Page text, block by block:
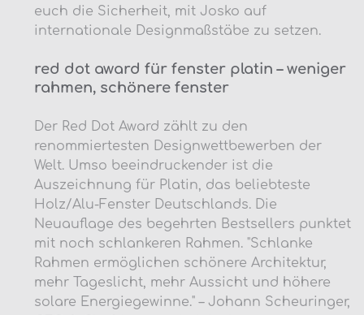
euch die Sicherheit, mit Josko auf
internationale Designmaßstäbe zu setzen.
red dot award für fenster platin – weniger
rahmen, schönere fenster
Der Red Dot Award zählt zu den
renommiertesten Designwettbewerben der
Welt. Umso beeindruckender ist die
Auszeichnung für Platin, das beliebteste
Holz/Alu-Fenster Deutschlands. Die
Neuauflage des begehrten Bestsellers punktet
mit noch schlankeren Rahmen. "Schlanke
Rahmen ermöglichen schönere Architektur,
mehr Tageslicht, mehr Aussicht und höhere
solare Energiegewinne." – Johann Scheuringer,